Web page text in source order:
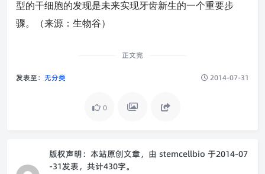
型的干细胞的发现是未来实现牙齿新生的一个重要步
骤。（来源：生物谷）
正文完
发表至： 无分类 2014-07-31
0
版权声明： 本站原创文章，由 stemcellbio 于2014-07
-31发表，共计430字。